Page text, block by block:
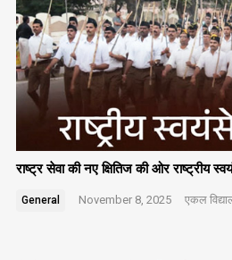
राष्ट्र सेवा की नए क्षितिज की ओर राष्ट्रीय
General November 8, 2025 एकल